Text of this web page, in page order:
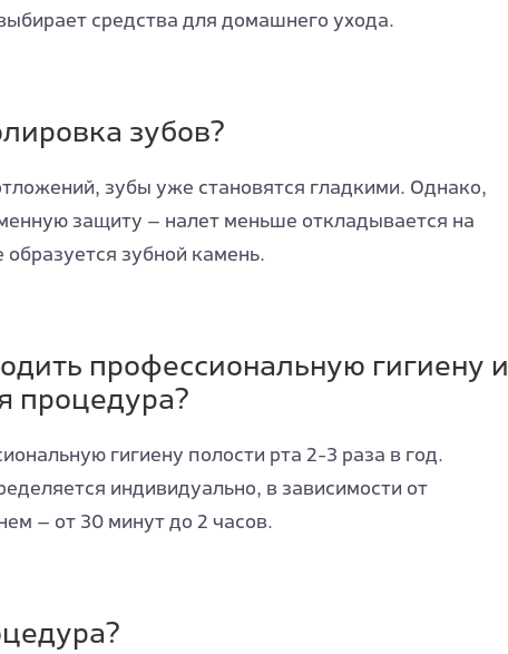
средства для домашнего ухода.
зубов?
зубы уже становятся гладкими. Однако,
защиту — налет меньше откладывается на
образуется зубной камень.
профессиональную гигиену и
процедура?
гигиену полости рта 2-3 раза в год.
индивидуально, в зависимости от
— от 30 минут до 2 часов.